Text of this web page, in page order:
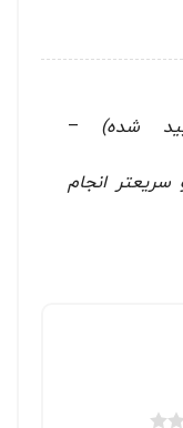
شده)
–
انجام